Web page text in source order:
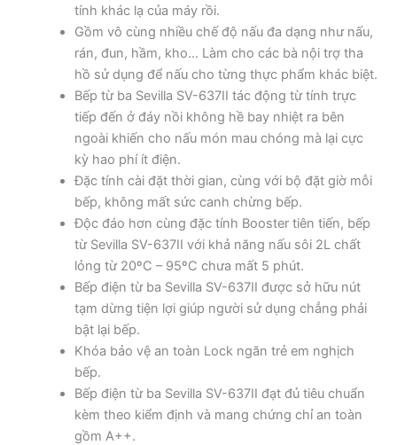
tính khác lạ của máy rồi.
Gồm vô cùng nhiều chế độ nấu đa dạng như nấu,
rán, đun, hầm, kho… Làm cho các bà nội trợ tha
hồ sử dụng để nấu cho từng thực phẩm khác biệt.
Bếp từ ba Sevilla SV-637II tác động từ tính trực
tiếp đến ở đáy nồi không hề bay nhiệt ra bên
ngoài khiến cho nấu món mau chóng mà lại cực
kỳ hao phí ít điện.
Đặc tính cài đặt thời gian, cùng với bộ đặt giờ mỗi
bếp, không mất sức canh chừng bếp.
Độc đáo hơn cùng đặc tính Booster tiên tiến, bếp
từ Sevilla SV-637II với khả năng nấu sôi 2L chất
lỏng từ 20ºC – 95ºC chưa mất 5 phút.
Bếp điện từ ba Sevilla SV-637II được sở hữu nút
tạm dừng tiện lợi giúp người sử dụng chẳng phải
bật lại bếp.
Khóa bảo vệ an toàn Lock ngăn trẻ em nghịch
bếp.
Bếp điện từ ba Sevilla SV-637II đạt đủ tiêu chuẩn
kèm theo kiểm định và mang chứng chỉ an toàn
gồm A++.